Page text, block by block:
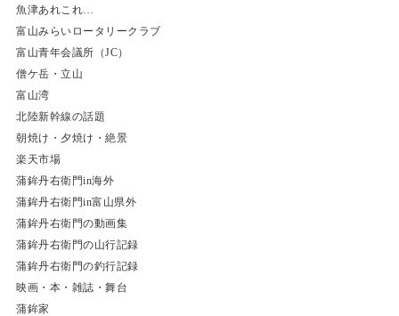
魚津あれこれ…
富山みらいロータリークラブ
富山青年会議所（JC）
僧ケ岳・立山
富山湾
北陸新幹線の話題
朝焼け・夕焼け・絶景
楽天市場
蒲鉾丹右衛門in海外
蒲鉾丹右衛門in富山県外
蒲鉾丹右衛門の動画集
蒲鉾丹右衛門の山行記録
蒲鉾丹右衛門の釣行記録
映画・本・雑誌・舞台
蒲鉾家